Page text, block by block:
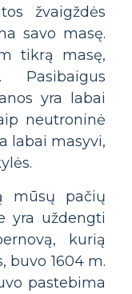
žvaigždės
savo masę.
tikrą masę,
Pasibaigus
yra labai
neutroninė
labai masyvi,
mūsų pačių
yra uždengti
kurią
buvo 1604 m.
pastebima